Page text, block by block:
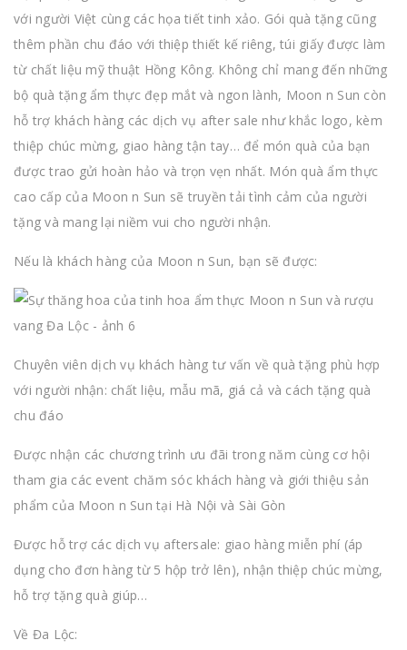
với người Việt cùng các họa tiết tinh xảo. Gói quà tặng cũng
thêm phần chu đáo với thiệp thiết kế riêng, túi giấy được làm
từ chất liệu mỹ thuật Hồng Kông. Không chỉ mang đến những
bộ quà tặng ẩm thực đẹp mắt và ngon lành, Moon n Sun còn
hỗ trợ khách hàng các dịch vụ after sale như khắc logo, kèm
thiệp chúc mừng, giao hàng tận tay… để món quà của bạn
được trao gửi hoàn hảo và trọn vẹn nhất. Món quà ẩm thực
cao cấp của Moon n Sun sẽ truyền tải tình cảm của người
tặng và mang lại niềm vui cho người nhận.
Nếu là khách hàng của Moon n Sun, bạn sẽ được:
Chuyên viên dịch vụ khách hàng tư vấn về quà tặng phù hợp
với người nhận: chất liệu, mẫu mã, giá cả và cách tặng quà
chu đáo
Được nhận các chương trình ưu đãi trong năm cùng cơ hội
tham gia các event chăm sóc khách hàng và giới thiệu sản
phẩm của Moon n Sun tại Hà Nội và Sài Gòn
Được hỗ trợ các dịch vụ aftersale: giao hàng miễn phí (áp
dụng cho đơn hàng từ 5 hộp trở lên), nhận thiệp chúc mừng,
hỗ trợ tặng quà giúp…
Về Đa Lộc: